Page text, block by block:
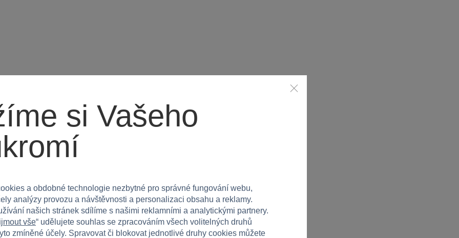
si Vašeho
a obdobné technologie nezbytné pro správné fungování webu,
analýzy provozu a návštěvnosti a personalizaci obsahu a reklamy.
našich stránek sdílíme s našimi reklamními a analytickými partnery.
vše“ udělujete souhlas se zpracováním všech volitelných druhů
zmíněné účely. Spravovat či blokovat jednotlivé druhy cookies můžete